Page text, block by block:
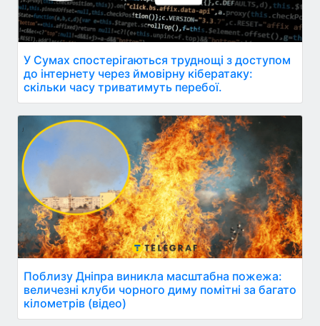
У Сумах спостерігаються труднощі з доступом
до інтернету через ймовірну кібератаку:
скільки часу триватимуть перебої.
Поблизу Дніпра виникла масштабна пожежа:
величезні клуби чорного диму помітні за багато
кілометрів (відео)